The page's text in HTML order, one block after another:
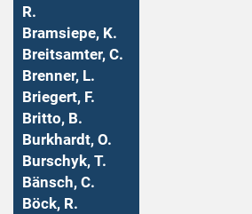
R.
Bramsiepe, K.
Breitsamter, C.
Brenner, L.
Briegert, F.
Britto, B.
Burkhardt, O.
Burschyk, T.
Bänsch, C.
Böck, R.